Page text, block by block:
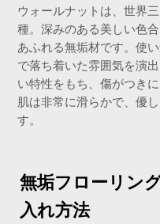
ウォールナットは、世界
種。深みのある美しい色
あふれる無垢材です。使
で落ち着いた雰囲気を演
い特性をもち、傷がつき
肌は非常に滑らかで、優
す。
無垢フローリン
入れ方法